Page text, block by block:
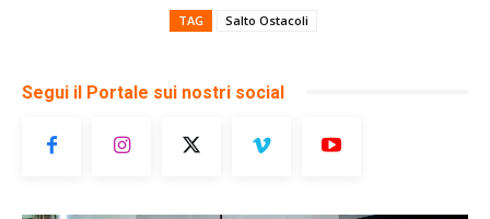
TAG Salto Ostacoli
Segui il Portale sui nostri social